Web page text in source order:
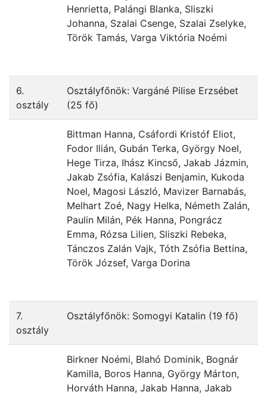
Henrietta, Palángi Blanka, Sliszki
Johanna, Szalai Csenge, Szalai Zselyke,
Török Tamás, Varga Viktória Noémi
6.
osztály
Osztályfőnök: Vargáné Pilise Erzsébet
(25 fő)
Bittman Hanna, Csáfordi Kristóf Eliot,
Fodor Ilián, Gubán Terka, György Noel,
Hege Tirza, Ihász Kincső, Jakab Jázmin,
Jakab Zsófia, Kalászi Benjamin, Kukoda
Noel, Magosi László, Mavizer Barnabás,
Melhart Zoé, Nagy Helka, Németh Zalán,
Paulin Milán, Pék Hanna, Pongrácz
Emma, Rózsa Lilien, Sliszki Rebeka,
Tánczos Zalán Vajk, Tóth Zsófia Bettina,
Török József, Varga Dorina
7.
osztály
Osztályfőnök: Somogyi Katalin (19 fő)
Birkner Noémi, Blahó Dominik, Bognár
Kamilla, Boros Hanna, György Márton,
Horváth Hanna, Jakab Hanna, Jakab